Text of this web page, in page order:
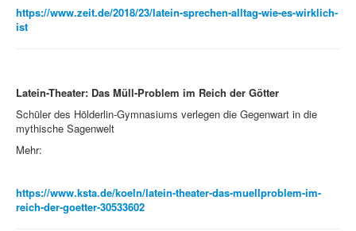
https://www.zeit.de/2018/23/latein-sprechen-alltag-wie-es-wirklich-
ist
Latein-Theater: Das Müll-Problem im Reich der Götter
Schüler des Hölderlin-Gymnasiums verlegen die Gegenwart in die
mythische Sagenwelt
Mehr:
https://www.ksta.de/koeln/latein-theater-das-muellproblem-im-
reich-der-goetter-30533602